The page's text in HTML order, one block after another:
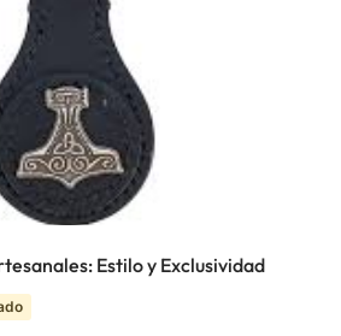
Estilo y Exclusividad